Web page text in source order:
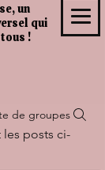
un
qui
!
de groupes
posts ci-